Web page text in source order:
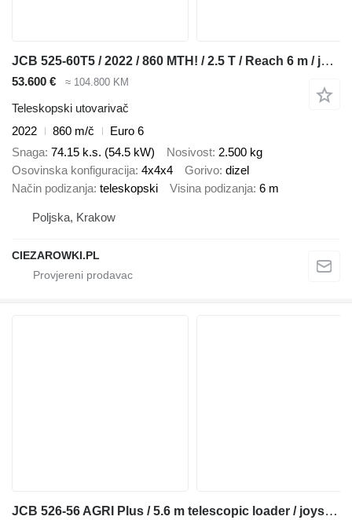
JCB 525-60T5 / 2022 / 860 MTH! / 2.5 T / Reach 6 m / joystick
53.600 € ≈ 104.800 KM
Teleskopski utovarivač
2022
860 m/č
Euro 6
Snaga 74.15 k.s. (54.5 kW) Nosivost 2.500 kg
Osovinska konfiguracija 4x4x4 Gorivo dizel
Način podizanja teleskopski Visina podizanja 6 m
Poljska, Krakow
CIEZAROWKI.PL
JCB 526-56 AGRI Plus / 5.6 m telescopic loader / joystick